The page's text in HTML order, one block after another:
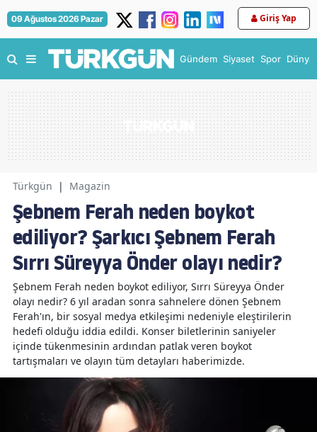
09 Ağustos 2026 Pazar Giriş Yap
Gündem Siyaset Spor Dünya
Türkgün | Magazin
Şebnem Ferah neden boykot
ediliyor? Şarkıcı Şebnem Ferah
Sırrı Süreyya Önder olayı nedir?
Şebnem Ferah neden boykot ediliyor, Sırrı Süreyya Önder
olayı nedir? 6 yıl aradan sonra sahnelere dönen Şebnem
Ferah'ın, bir sosyal medya etkileşimi nedeniyle eleştirilerin
hedefi olduğu iddia edildi. Konser biletlerinin saniyeler
içinde tükenmesinin ardından patlak veren boykot
tartışmaları ve olayın tüm detayları haberimizde.